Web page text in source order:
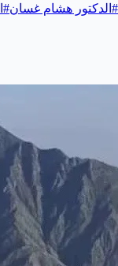
# الدكتور هشام غسان#